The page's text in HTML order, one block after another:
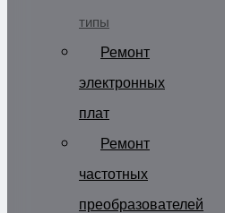
типы
Ремонт
электронных
плат
Ремонт
частотных
преобразователей